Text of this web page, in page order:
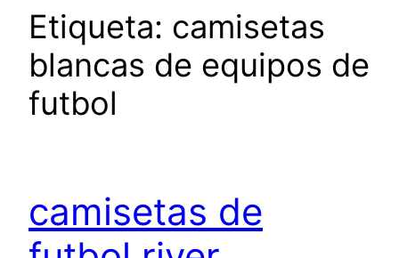
Etiqueta: camisetas
blancas de equipos de
futbol
camisetas de